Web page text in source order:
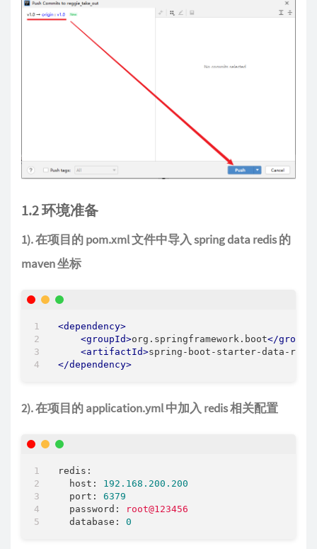
1.2 环境准备
1). 在项目的 pom.xml 文件中导入 spring data redis 的
maven 坐标
<dependency>
<groupId>org.springframework.boot</
<artifactId>spring-boot-starter-data-
</dependency>
2). 在项目的 application.yml 中加入 redis 相关配置
redis:
host:
192.168 .200 .200
port:
6379
password:
root@123456
database:
0